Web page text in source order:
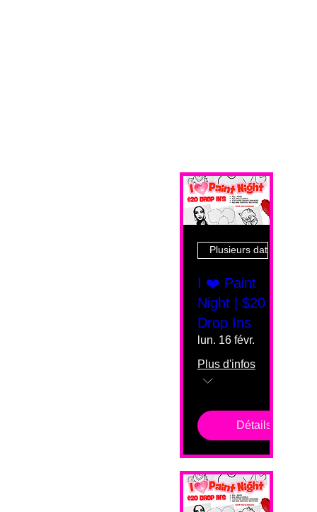
Plusieurs dates
I ❤️ Paint
Night | $20
Drop Ins
lun. 16 févr.
Plus d'infos
Détails